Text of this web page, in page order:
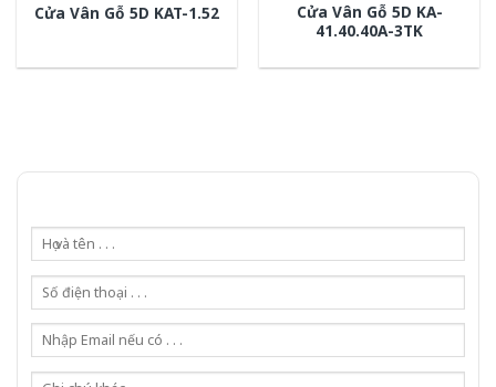
Cửa Vân Gỗ 5D KAT-1.52
Cửa Vân Gỗ 5D KA-
41.40.40A-3TK